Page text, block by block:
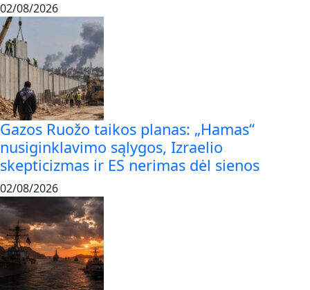
02/08/2026
Gazos Ruožo taikos planas: „Hamas“
nusiginklavimo sąlygos, Izraelio
skepticizmas ir ES nerimas dėl sienos
02/08/2026